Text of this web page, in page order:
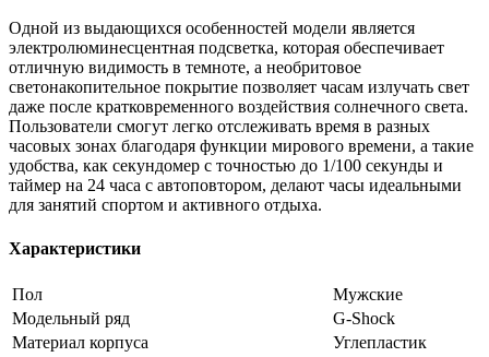
Одной из выдающихся особенностей модели является
электролюминесцентная подсветка, которая обеспечивает
отличную видимость в темноте, а необритовое
светонакопительное покрытие позволяет часам излучать свет
даже после кратковременного воздействия солнечного света.
Пользователи смогут легко отслеживать время в разных
часовых зонах благодаря функции мирового времени, а такие
удобства, как секундомер с точностью до 1/100 секунды и
таймер на 24 часа с автоповтором, делают часы идеальными
для занятий спортом и активного отдыха.
Характеристики
Пол
Мужские
Модельный ряд
G-Shock
Материал корпуса
Углепластик